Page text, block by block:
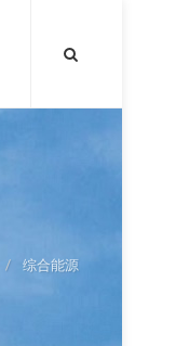
综合能源